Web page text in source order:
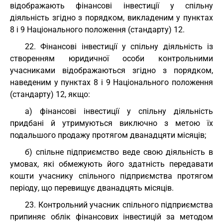
відображають фінансові інвестиції у спільну
діяльність згідно з порядком, викладеним у пунктах
8 і 9 Національного положення (стандарту) 12.
22. Фінансові інвестиції у спільну діяльність із
створенням юридичної особи контрольними
учасниками відображаються згідно з порядком,
наведеним у пунктах 8 і 9 Національного положення
(стандарту) 12, якщо:
а) фінансові інвестиції у спільну діяльність
придбані й утримуються виключно з метою їх
подальшого продажу протягом дванадцяти місяців;
б) спільне підприємство веде свою діяльність в
умовах, які обмежують його здатність передавати
кошти учаснику спільного підприємства протягом
періоду, що перевищує дванадцять місяців.
23. Контрольний учасник спільного підприємства
припиняє облік фінансових інвестицій за методом